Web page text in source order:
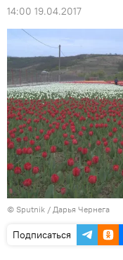
14:00 19.04.2017
© Sputnik / Дарья Чернега
Подписаться